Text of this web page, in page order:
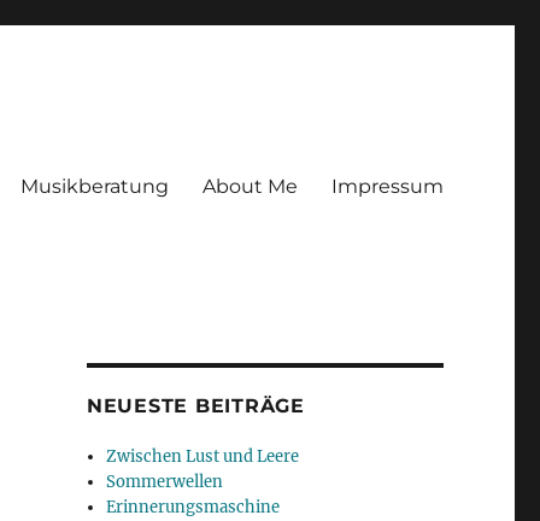
Musikberatung About Me Impressum
NEUESTE BEITRÄGE
Zwischen Lust und Leere
Sommerwellen
Erinnerungsmaschine